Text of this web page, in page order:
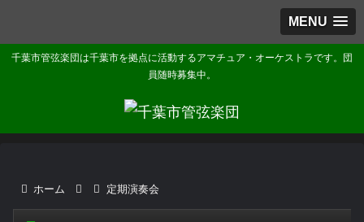
MENU
千葉市管弦楽団は千葉市を拠点に活動するアマチュア・オーケストラです。団
員随時募集中。
ホーム 定期演奏会